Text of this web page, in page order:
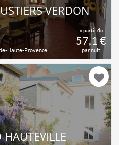
à partir de
57,1 €
par nuit
VERDON
Haute-Provence
HAUTEVILLE